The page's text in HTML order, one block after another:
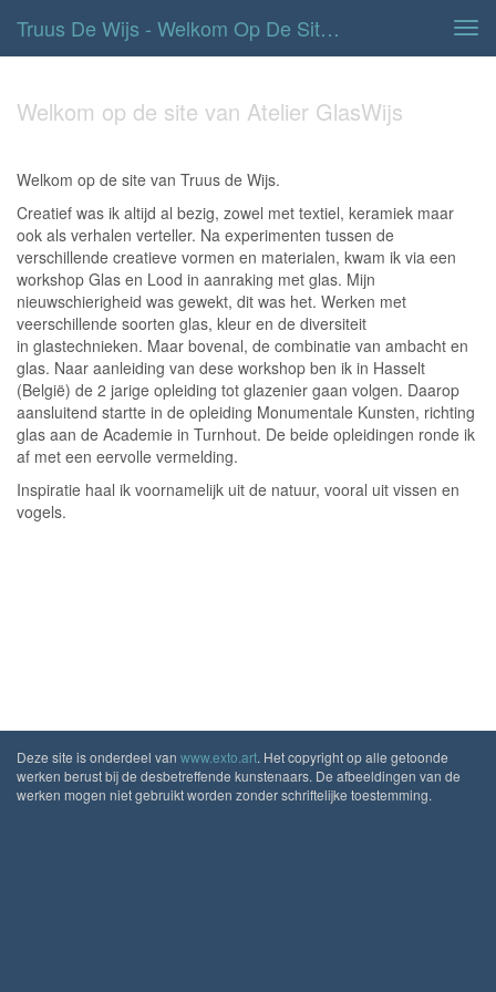
Truus De Wijs - Welkom Op De Site Van Atelier GlasWijs
Welkom op de site van Atelier GlasWijs
Welkom op de site van Truus de Wijs.
Creatief was ik altijd al bezig, zowel met textiel, keramiek maar
ook als verhalen verteller. Na experimenten tussen de
verschillende creatieve vormen en materialen, kwam ik via een
workshop Glas en Lood in aanraking met glas. Mijn
nieuwschierigheid was gewekt, dit was het. Werken met
veerschillende soorten glas, kleur en de diversiteit
in glastechnieken. Maar bovenal, de combinatie van ambacht en
glas. Naar aanleiding van dese workshop ben ik in Hasselt
(België) de 2 jarige opleiding tot glazenier gaan volgen. Daarop
aansluitend startte in de opleiding Monumentale Kunsten, richting
glas aan de Academie in Turnhout. De beide opleidingen ronde ik
af met een eervolle vermelding.
Inspiratie haal ik voornamelijk uit de natuur, vooral uit vissen en
vogels.
Deze site is onderdeel van www.exto.art. Het copyright op alle getoonde
werken berust bij de desbetreffende kunstenaars. De afbeeldingen van de
werken mogen niet gebruikt worden zonder schriftelijke toestemming.